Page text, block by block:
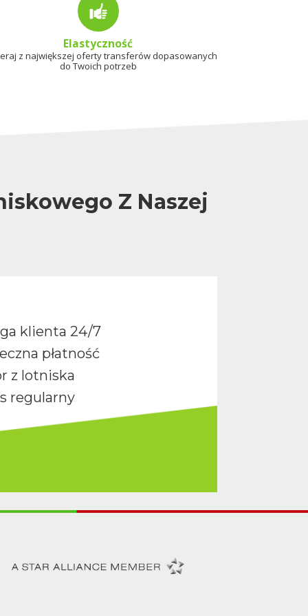
Elastyczność
z największej oferty transferów dopasowanych
do Twoich potrzeb
Z Naszej
klienta 24/7
płatność
z lotniska
regularny